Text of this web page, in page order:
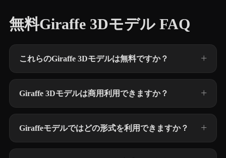
無料Giraffe 3Dモデル FAQ
これらのGiraffe 3Dモデルは無料ですか？
Giraffe 3Dモデルは商用利用できますか？
Giraffeモデルではどの形式を利用できますか？